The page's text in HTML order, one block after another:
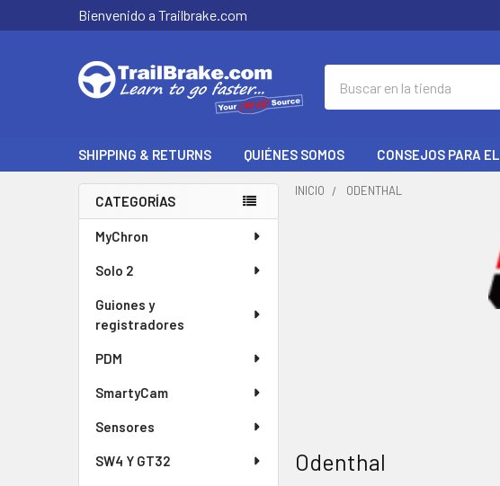
Bienvenido a Trailbrake.com
SHIPPING & RETURNS QUIÉNES SOMOS CONSEJOS PARA
Barra
lateral
CATEGORÍAS
MyChron
Solo 2
Guiones y
registradores
PDM
SmartyCam
Sensores
SW4 Y GT32
INICIO ODENTHAL
Odenthal